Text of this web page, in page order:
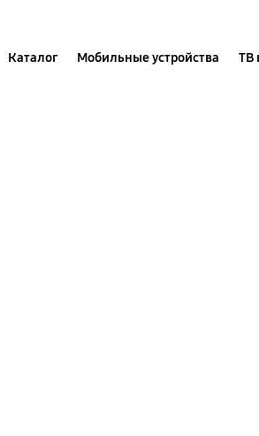
Каталог Мобильные устройства ТВ